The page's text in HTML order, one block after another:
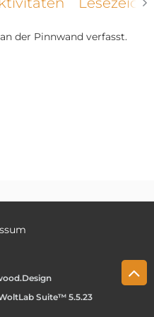
der Pinnwand verfasst.
Suite™ 5.5.23